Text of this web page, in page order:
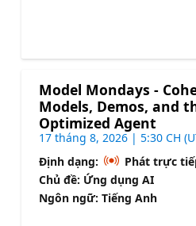
Model Mondays -
Models, Demos, and
Optimized Agent
17 tháng 8, 2026 | 5:30 CH
Định dạng:
Phát trực
Chủ đề: Ứng dụng AI
Ngôn ngữ: Tiếng Anh